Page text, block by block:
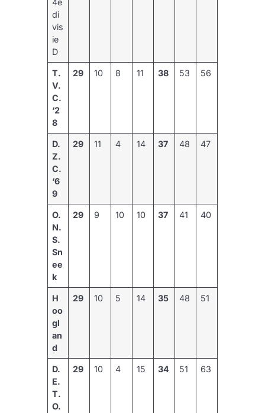
4e
di
vis
ie
D
T.
V.
C.
‘2
8
29 10 8 11 38 53 56
D.
Z.
C.
‘6
9
29 11 4 14 37 48 47
O.
N.
S.
Sn
ee
k
29 9 10 10 37 41 40
H
oo
gl
an
d
29 10 5 14 35 48 51
D.
E.
T.
O.
29 10 4 15 34 51 63